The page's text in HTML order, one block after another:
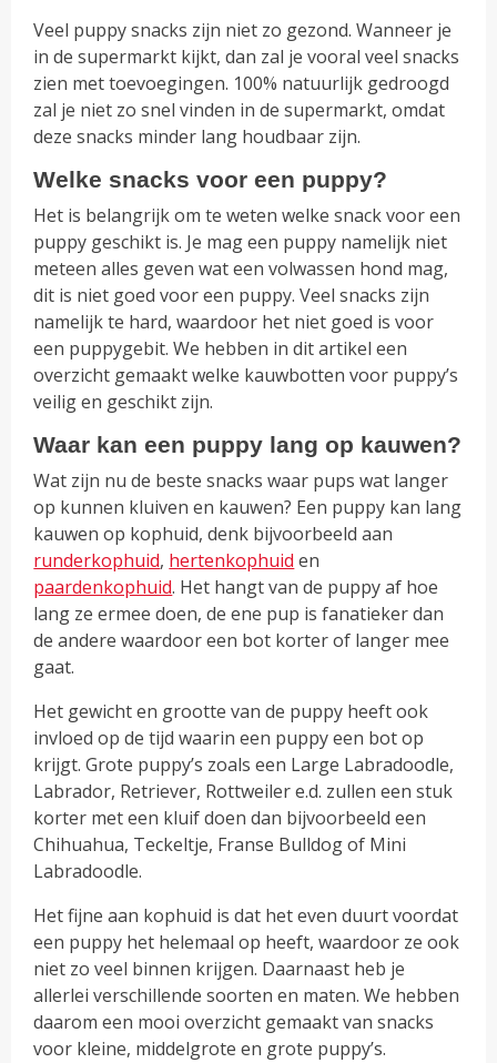
Veel puppy snacks zijn niet zo gezond. Wanneer je
in de supermarkt kijkt, dan zal je vooral veel snacks
zien met toevoegingen. 100% natuurlijk gedroogd
zal je niet zo snel vinden in de supermarkt, omdat
deze snacks minder lang houdbaar zijn.
Welke snacks voor een puppy?
Het is belangrijk om te weten welke snack voor een
puppy geschikt is. Je mag een puppy namelijk niet
meteen alles geven wat een volwassen hond mag,
dit is niet goed voor een puppy. Veel snacks zijn
namelijk te hard, waardoor het niet goed is voor
een puppygebit. We hebben in dit artikel een
overzicht gemaakt welke kauwbotten voor puppy’s
veilig en geschikt zijn.
Waar kan een puppy lang op kauwen?
Wat zijn nu de beste snacks waar pups wat langer
op kunnen kluiven en kauwen? Een puppy kan lang
kauwen op kophuid, denk bijvoorbeeld aan
runderkophuid, hertenkophuid en
paardenkophuid. Het hangt van de puppy af hoe
lang ze ermee doen, de ene pup is fanatieker dan
de andere waardoor een bot korter of langer mee
gaat.
Het gewicht en grootte van de puppy heeft ook
invloed op de tijd waarin een puppy een bot op
krijgt. Grote puppy’s zoals een Large Labradoodle,
Labrador, Retriever, Rottweiler e.d. zullen een stuk
korter met een kluif doen dan bijvoorbeeld een
Chihuahua, Teckeltje, Franse Bulldog of Mini
Labradoodle.
Het fijne aan kophuid is dat het even duurt voordat
een puppy het helemaal op heeft, waardoor ze ook
niet zo veel binnen krijgen. Daarnaast heb je
allerlei verschillende soorten en maten. We hebben
daarom een mooi overzicht gemaakt van snacks
voor kleine, middelgrote en grote puppy’s.